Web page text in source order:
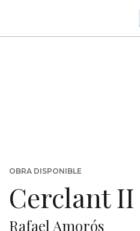
OBRA DISPONIBLE
Cerclant II
Rafael Amorós